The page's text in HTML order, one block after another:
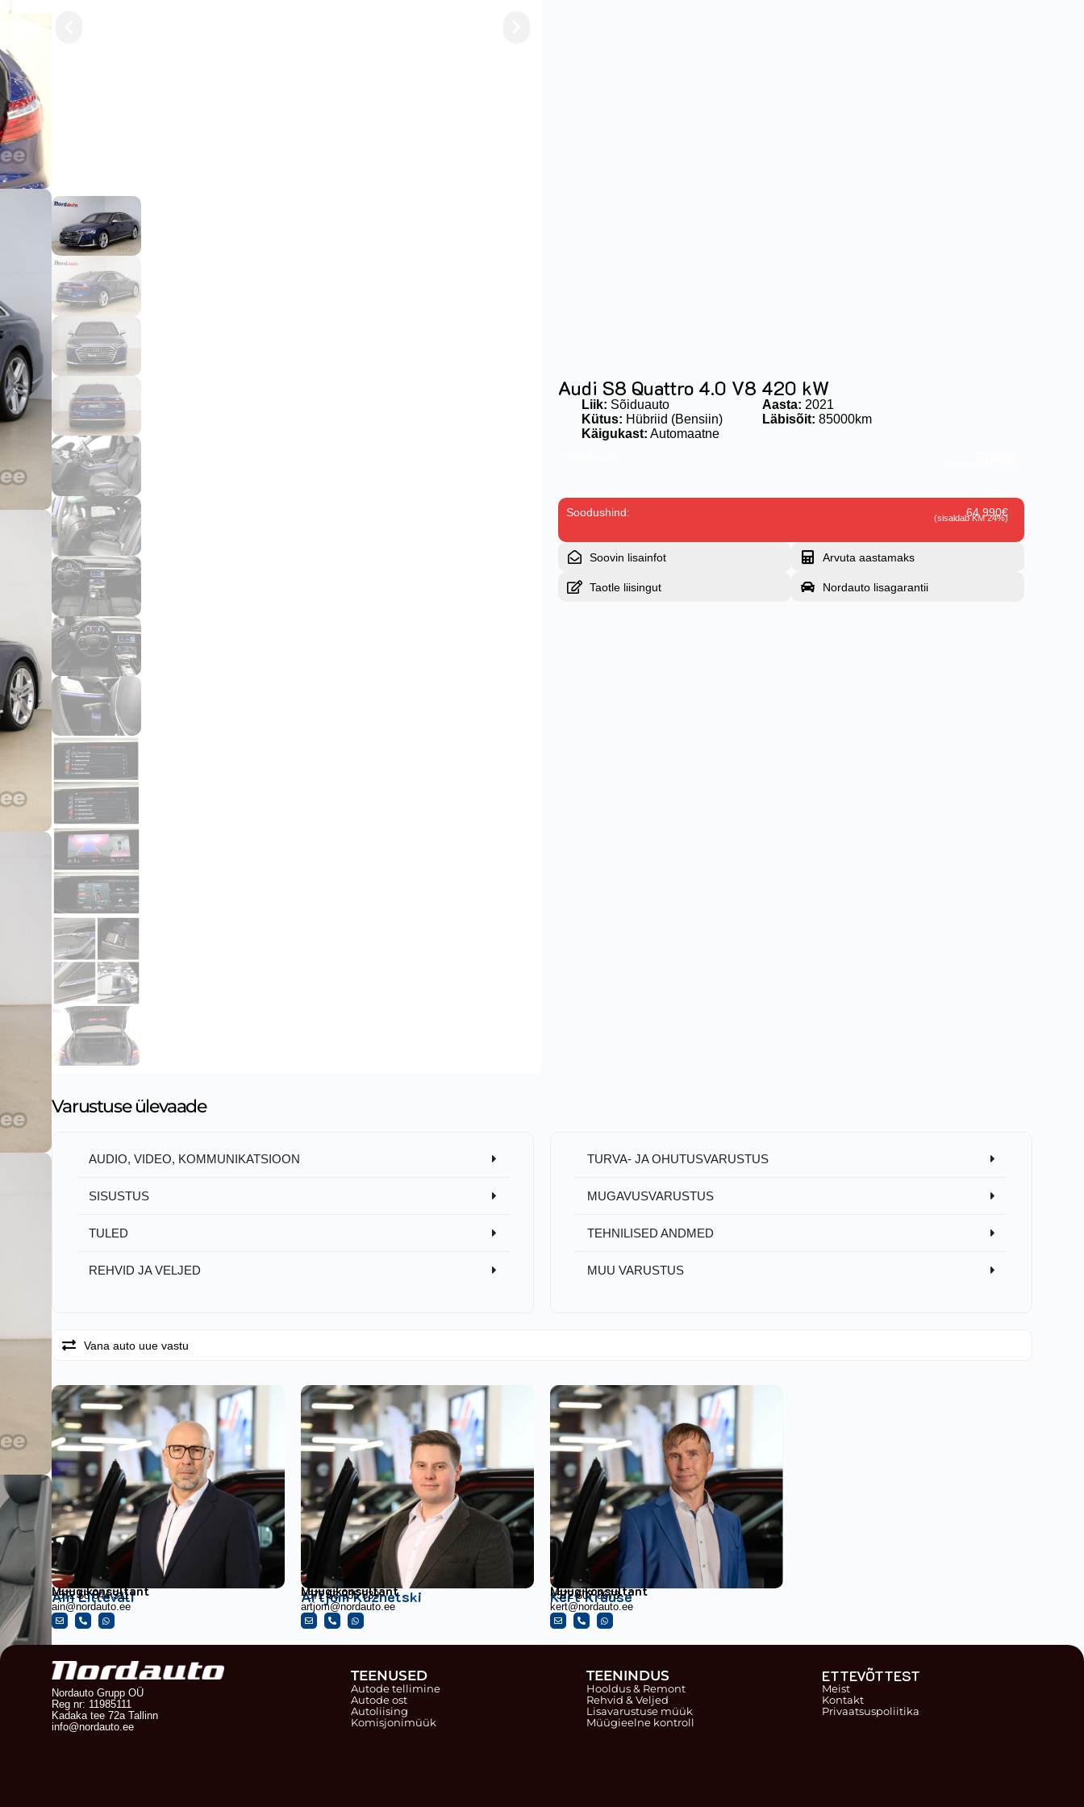
Audi S8 Quattro 4.0 V8 420 kW
Liik: Sõiduauto
Kütus: Hübriid (Bensiin)
Käigukast: Automaatne
Aasta: 2021
Läbisõit: 85000km
Soodushind: 64 990€
(sisaldab KM 24%)
Soovin lisainfot Arvuta aastamaks
Taotle liisingut Nordauto lisagarantii
Varustuse ülevaade
AUDIO, VIDEO, KOMMUNIKATSIOON
SISUSTUS
TULED
REHVID JA VELJED
TURVA- JA OHUTUSVARUSTUS
MUGAVUSVARUSTUS
TEHNILISED ANDMED
MUU VARUSTUS
Vana auto uue vastu
Ain Lilleväli
Müügikonsultant
+372 58 844 311
ain@nordauto.ee
Artjom Kuznetski
Müügikonsultant
+372 56 935 839
artjom@nordauto.ee
Kert Krause
Müügikonsultant
+372 507 3673
kert@nordauto.ee
Nordauto Grupp OÜ
Reg nr: 11985111
Kadaka tee 72a Tallinn
info@nordauto.ee
TEENUSED
Autode tellimine
Autode ost
Autoliising
Komisjonimüük
TEENINDUS
Hooldus & Remont
Rehvid & Veljed
Lisavarustuse müük
Müügieelne kontroll
ETTEVÕTTEST
Meist
Kontakt
Privaatsuspoliitika